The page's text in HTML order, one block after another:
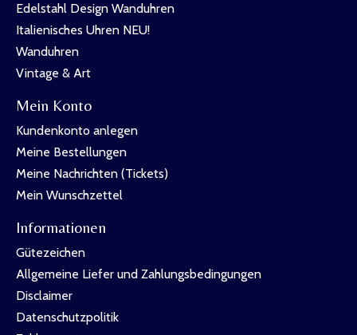
Edelstahl Design Wanduhren
Italienisches Uhren NEU!
Wanduhren
Vintage & Art
Mein Konto
Kundenkonto anlegen
Meine Bestellungen
Meine Nachrichten (Tickets)
Mein Wunschzettel
Informationen
Gütezeichen
Allgemeine Liefer und Zahlungsbedingungen
Disclaimer
Datenschutzpolitik